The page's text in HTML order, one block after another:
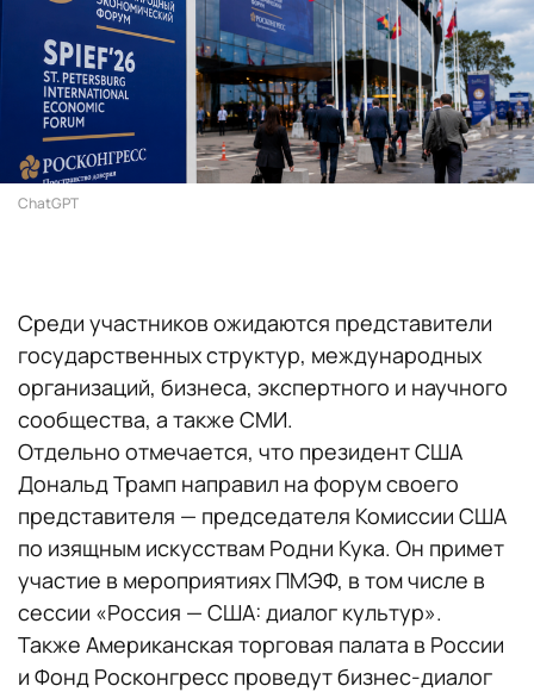
ChatGPT
Среди участников ожидаются представители
государственных структур, международных
организаций, бизнеса, экспертного и научного
сообщества, а также СМИ.
Отдельно отмечается, что президент США
Дональд Трамп направил на форум своего
представителя — председателя Комиссии США
по изящным искусствам Родни Кука. Он примет
участие в мероприятиях ПМЭФ, в том числе в
сессии «Россия — США: диалог культур».
Также Американская торговая палата в России
и Фонд Росконгресс проведут бизнес-диалог